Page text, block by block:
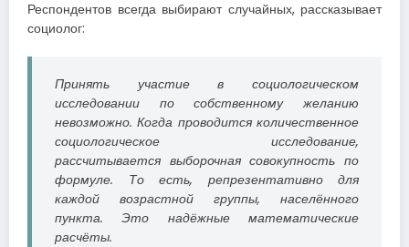
Респондентов всегда выбирают случайных, рассказывает
социолог:
Принять участие в социологическом
исследовании по собственному желанию
невозможно. Когда проводится количественное
социологическое исследование,
рассчитывается выборочная совокупность по
формуле. То есть, репрезентативно для
каждой возрастной группы, населённого
пункта. Это надёжные математические
расчёты.